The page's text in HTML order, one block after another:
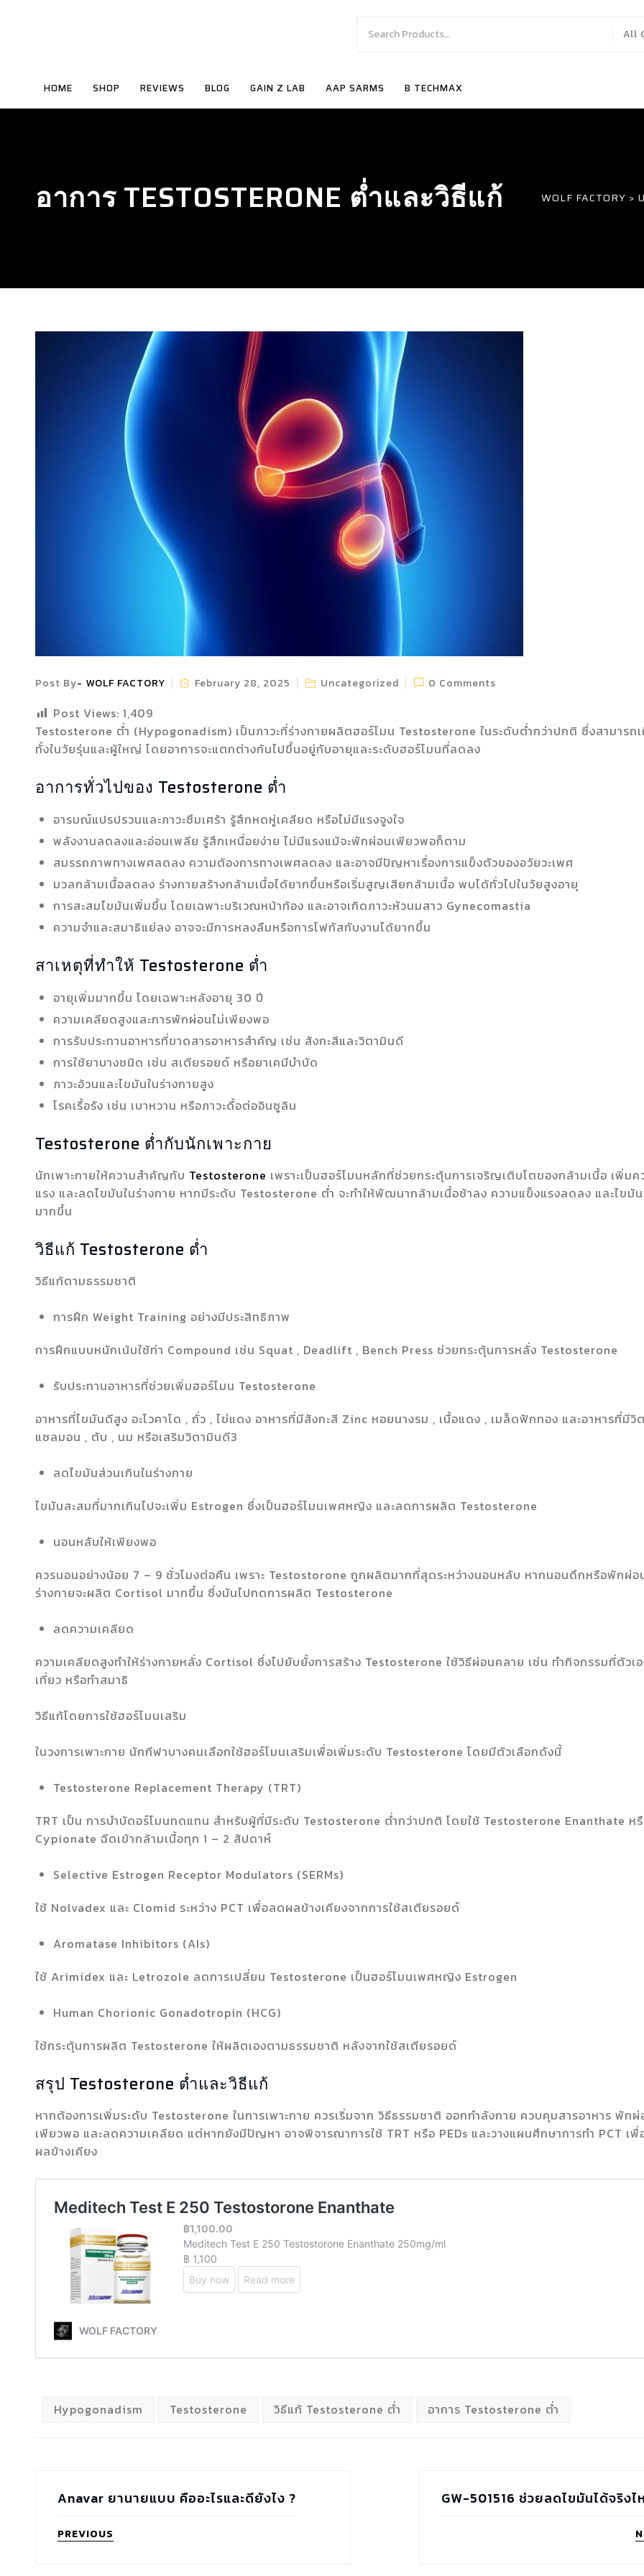
All
HOME SHOP REVIEWS BLOG GAIN Z LAB AAP SARMS B TECHMAX
อาการ TESTOSTERONE ต่ำและวิธีแก้ WOLF FACTORY >
Post By WOLF FACTORY February 28, 2025 Uncategorized 0 Comments
Post Views: 1,409
Testosterone ต่ำ (Hypogonadism) เป็นภาวะที่ร่างกายผลิตฮอร์โมน Testosterone ในระดับต่ำกว่าปกติ ซึ่งสามารถ
ทั้งในวัยรุ่นและผู้ใหญ่ โดยอาการจะแตกต่างกันไปขึ้นอยู่กับอายุและระดับฮอร์โมนที่ลดลง
อาการทั่วไปของ Testosterone ต่ำ
อารมณ์แปรปรวนและภาวะซึมเศร้า รู้สึกหดหู่เคลียด หรือไม่มีแรงจูงใจ
พลังงานลดลงและอ่อนเพลีย รู้สึกเหนื่อยง่าย ไม่มีแรงแม้จะพักผ่อนเพียวพอก็ตาม
สมรรถภาพทางเพศลดลง ความต้องการทางเพศลดลง และอาจมีปัญหาเรื่องการแข็งตัวของอวัยวะเพศ
มวลกล้ามเนื้อลดลง ร่างกายสร้างกล้ามเนื้อได้ยากขึ้นหรือเริ่มสูญเสียกล้ามเนื้อ พบได้ทั่วไปในวัยสูงอายุ
การสะสมไขมันเพิ่มขึ้น โดยเฉพาะบริเวณหน้าท้อง และอาจเกิดภาวะหัวนมสาว Gynecomastia
ความจำและสมาธิแย่ลง อาจจะมีการหลงลืมหรือการโฟกัสกับงานได้ยากขึ้น
สาเหตุที่ทำให้ Testosterone ต่ำ
อายุเพิ่มมากขึ้น โดยเฉพาะหลังอายุ 30 ปี
ความเคลียดสูงและการพักผ่อนไม่เพียงพอ
การรับประทานอาหารที่ขาดสารอาหารสำคัญ เช่น สังกะสีและวิตามินดี
การใช้ยาบางชนิด เช่น สเตียรอยด์ หรือยาเคมีบำบัด
ภาวะอ้วนและไขมันในร่างกายสูง
โรคเรื้อรัง เช่น เบาหวาน หรือภาวะดื้อต่ออินซูลิน
Testosterone ต่ำกับนักเพาะกาย
นักเพาะกายให้ความสำคัญกับ Testosterone เพราะเป็นฮอร์โมนหลักที่ช่วยกระตุ้นการเจริญเติบโตของกล้ามเนื้อ เพิ่มค
แรง และลดไขมันในร่างกาย หากมีระดับ Testosterone ต่ำ จะทำให้พัฒนากล้ามเนื้อช้าลง ความแข็งแรงลดลง และไขมั
มากขึ้น
วิธีแก้ Testosterone ต่ำ
วิธีแก้ตามธรรมชาติ
การฝึก Weight Training อย่างมีประสิทธิภาพ
การฝึกแบบหนักเน้นใช้ท่า Compound เช่น Squat , Deadlift , Bench Press ช่วยกระตุ้นการหลั่ง Testosterone
รับประทานอาหารที่ช่วยเพิ่มฮอร์โมน Testosterone
อาหารที่ไขมันดีสูง อะโวคาโด , ถั่ว , ไข่แดง อาหารที่มีสังกะสี Zinc หอยนางรม , เนื้อแดง , เมล็ดฟักทอง และอาหารที่มีวิ
แซลมอน , ตับ , นม หรือเสริมวิตามินดี3
ลดไขมันส่วนเกินในร่างกาย
ไขมันสะสมที่มากเกินไปจะเพิ่ม Estrogen ซึ่งเป็นฮอร์โมนเพศหญิง และลดการผลิต Testosterone
นอนหลับให้เพียงพอ
ควรนอนอย่างน้อย 7 – 9 ชั่วโมงต่อคืน เพราะ Testostorone ถูกผลิตมากที่สุดระหว่างนอนหลับ หากนอนดึกหรือพักผ่อ
ร่างกายจะผลิต Cortisol มากขึ้น ซึ่งมันไปกดการผลิต Testosterone
ลดความเคลียด
ความเคลียดสูงทำให้ร่างกายหลั่ง Cortisol ซึ่งไปยับยั้งการสร้าง Testosterone ใช้วิธีผ่อนคลาย เช่น ทำกิจกรรมที่ตัวเ
เที่ยว หรือทำสมาธิ
วิธีแก้โดยการใช้ฮอร์โมนเสริม
ในวงการเพาะกาย นักกีฬาบางคนเลือกใช้ฮอร์โมนเสริมเพื่อเพิ่มระดับ Testosterone โดยมีตัวเลือกดังนี้
Testosterone Replacement Therapy (TRT)
TRT เป็น การบำบัดอร์โมนทดแทน สำหรับผู้ที่มีระดับ Testosterone ต่ำกว่าปกติ โดยใช้ Testosterone Enanthate ห
Cypionate ฉีดเข้ากล้ามเนื้อทุก 1 – 2 สัปดาห์
Selective Estrogen Receptor Modulators (SERMs)
ใช้ Nolvadex และ Clomid ระหว่าง PCT เพื่อลดผลข้างเคียงจากการใช้สเตียรอยด์
Aromatase Inhibitors (AIs)
ใช้ Arimidex และ Letrozole ลดการเปลี่ยน Testosterone เป็นฮอร์โมนเพศหญิง Estrogen
Human Chorionic Gonadotropin (HCG)
ใช้กระตุ้นการผลิต Testosterone ให้ผลิตเองตามธรรมชาติ หลังจากใช้สเตียรอยด์
สรุป Testosterone ต่ำและวิธีแก้
หากต้องการเพิ่มระดับ Testosterone ในการเพาะกาย ควรเริ่มจาก วิธีธรรมชาติ ออกกำลังกาย ควบคุมสารอาหาร พักผ่
เพียวพอ และลดความเคลียด แต่หากยังมีปัญหา อาจพิจารณาการใช้ TRT หรือ PEDs และวางแผนศึกษาการทำ PCT เ
ผลข้างเคียง
Hypogonadism Testosterone วิธีแก้ Testosterone ต่ำ อาการ Testosterone ต่ำ
Anavar ยานายแบบ คืออะไรและดียังไง ?
PREVIOUS
GW-501516 ช่วยลดไขมันได้จริงไ